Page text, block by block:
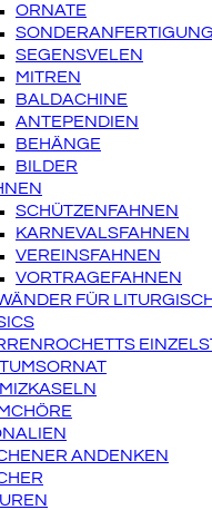
ORNATE
SEGENSVELEN
MITREN
BALDACHINE
ANTEPENDIEN
BEHÄNGE
BILDER
SCHÜTZENFAHNEN
KARNEVALSFAHNEN
VEREINSFAHNEN
VORTRAGEFAHNEN
FÜR
ANDENKEN